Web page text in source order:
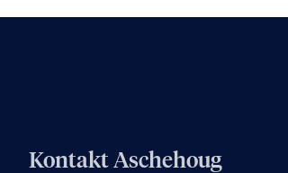
Kontakt Aschehoug